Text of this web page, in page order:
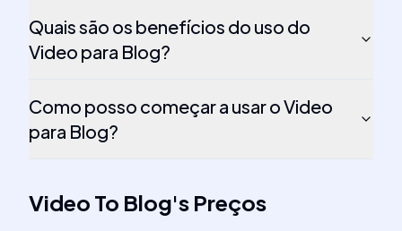
Quais são os benefícios do uso do
Video para Blog?
Como posso começar a usar o Video
para Blog?
Video To Blog's Preços